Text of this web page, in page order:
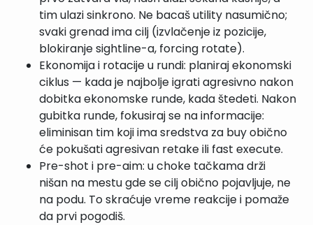
tim ulazi sinkrono. Ne bacaš utility nasumično;
svaki grenad ima cilj (izvlačenje iz pozicije,
blokiranje sightline-a, forcing rotate).
Ekonomija i rotacije u rundi: planiraj ekonomski
ciklus — kada je najbolje igrati agresivno nakon
dobitka ekonomske runde, kada štedeti. Nakon
gubitka runde, fokusiraj se na informacije:
eliminisan tim koji ima sredstva za buy obično
će pokušati agresivan retake ili fast execute.
Pre-shot i pre-aim: u choke tačkama drži
nišan na mestu gde se cilj obično pojavljuje, ne
na podu. To skraćuje vreme reakcije i pomaže
da prvi pogodiš.